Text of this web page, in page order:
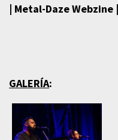
| Metal-Daze
GALERÍA: